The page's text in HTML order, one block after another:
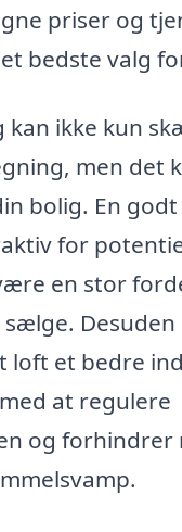
priser og
bedste valg
kan ikke kun
men det
bolig. En
for
en stor
Desuden
loft et bedre
at regulere
og forhindrer